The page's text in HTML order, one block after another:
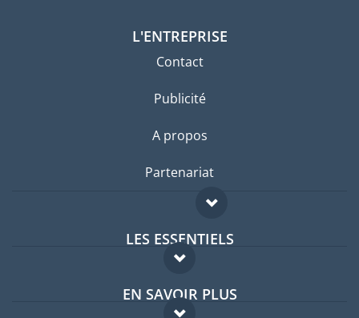
L'ENTREPRISE
Contact
Publicité
A propos
Partenariat
LES ESSENTIELS
Forum expatriés
Guides pays
EN SAVOIR PLUS